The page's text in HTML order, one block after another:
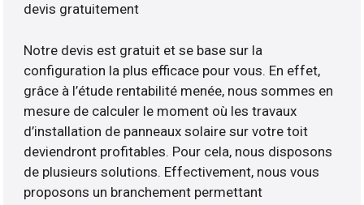
devis gratuitement
Notre devis est gratuit et se base sur la
configuration la plus efficace pour vous. En effet,
grâce à l’étude rentabilité menée, nous sommes en
mesure de calculer le moment où les travaux
d’installation de panneaux solaire sur votre toit
deviendront profitables. Pour cela, nous disposons
de plusieurs solutions. Effectivement, nous vous
proposons un branchement permettant